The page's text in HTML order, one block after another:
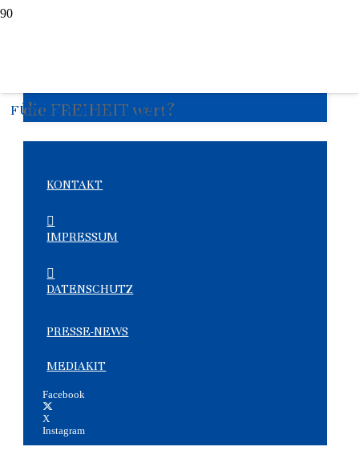
FÜR DIE FREIHEIT DES WORTES
die FREIHEIT wert?
KONTAKT
IMPRESSUM
DATENSCHUTZ
PRESSE-NEWS
MEDIAKIT
Facebook
X
Instagram